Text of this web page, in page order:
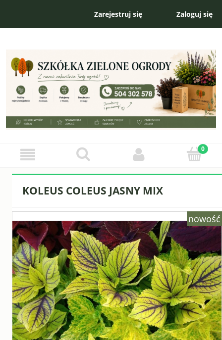
Zarejestruj się Zaloguj się
KOLEUS COLEUS JASNY MIX
nowość